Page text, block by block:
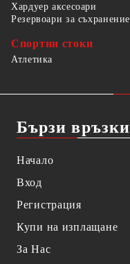
Хардуер аксесоари
Резервоари за съхранение
Спортни стоки
Атлетика
Бързи връзки
Начало
Вход
Регистрация
Купи на изплащане
За Нас